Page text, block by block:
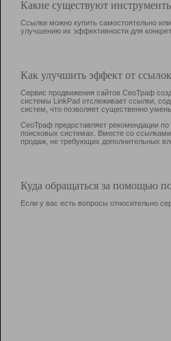
Какие существуют
Ссылки можно купить самостоятельно
улучшению их эффективности для
Как улучшить эффект от
Сервис продвижения сайтов СеоТраф
системы LinkPad отслеживает ссылки,
систем, что позволяет существенно
СеоТраф предоставляет рекомендации по
поисковых системах. Вместе со
продаж, не требующих дополнительных
Куда обращаться за помощью
Если у вас есть вопросы относительно